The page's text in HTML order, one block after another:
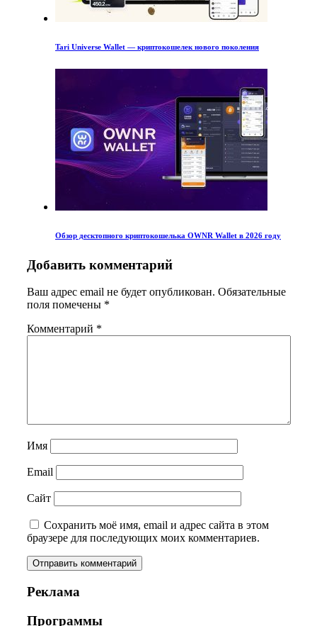
Tari Universe Wallet — криптокошелек нового поколения
Обзор десктопного криптокошелька OWNR Wallet в 2026 году
Добавить комментарий
Ваш адрес email не будет опубликован. Обязательные
поля помечены *
Комментарий *
Имя
Email
Сайт
Сохранить моё имя, email и адрес сайта в этом
браузере для последующих моих комментариев.
Реклама
Программы